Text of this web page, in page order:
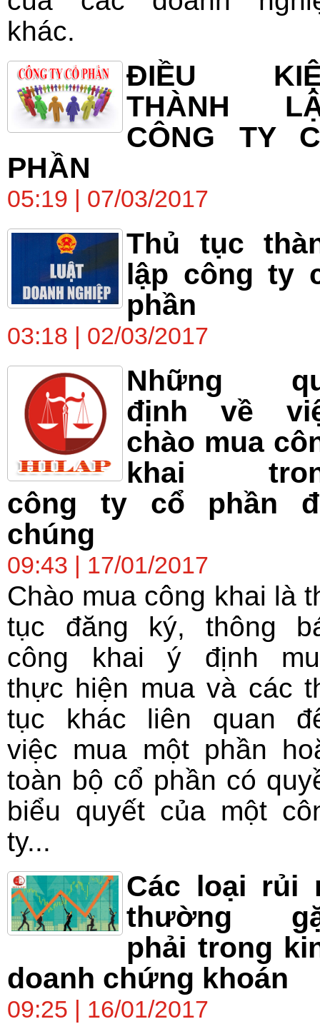
khác.
ĐIỀU
THÀNH
CÔNG TY
PHẦN
05:19 | 07/03/2017
Thủ tục
lập công ty
phần
03:18 | 02/03/2017
Những
định về
chào mua
khai
công ty cổ phần
chúng
09:43 | 17/01/2017
Chào mua công khai là
tục đăng ký, thông
công khai ý định
thực hiện mua và các
tục khác liên quan
việc mua một phần
toàn bộ cổ phần có
biểu quyết của một
ty...
Các loại rủi
thường
phải trong
doanh chứng khoán
09:25 | 16/01/2017